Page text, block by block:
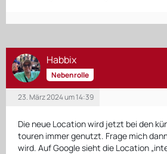
Habbix
Nebenrolle
23. März 2024 um 14:39
Die neue Location wird jetzt bei den
touren immer genutzt. Frage mich
wird. Auf Google sieht die Location